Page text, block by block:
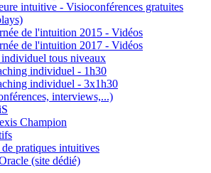
intuitive - Visioconférences gratuites
de l'intuition 2015 - Vidéos
de l'intuition 2017 - Vidéos
tous niveaux
individuel - 1h30
individuel - 3x1h30
interviews,...)
Champion
pratiques intuitives
(site dédié)